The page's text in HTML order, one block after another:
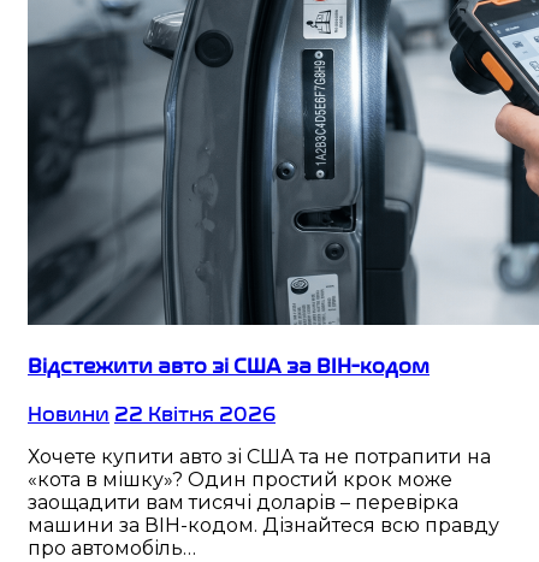
Відстежити авто зі США за ВІН-кодом
Новини 22 Квітня 2026
Хочете купити авто зі США та не потрапити на
«кота в мішку»? Один простий крок може
заощадити вам тисячі доларів – перевірка
машини за ВІН-кодом. Дізнайтеся всю правду
про автомобіль…